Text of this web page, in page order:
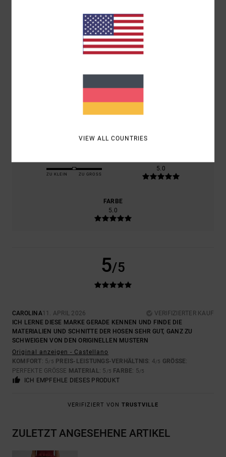
1 VERIFIZIERTEN BEWERTUNGEN
APRIL 2026
100% UNSERER KUNDEN EMPFEHLEN DIESES PRODUKT
KOMFORT
ZU KLEIN ZU GROSS
5.0
FARBE
5.0
5/5
CAROLINA11. APRIL 2026
VERIFIZIERTER KAUF
ICH LERNE DIESE MARKE GERADE KENNEN UND FINDE DIE
MATERIALIEN UND SCHNITTE DER HOSEN SEHR GUT, GANZ ZU
SCHWEIGEN VON DEN ORIGINELLEN MUSTERN
Original anzeigen - Castellano
KOMFORT: 5/5 PREIS-LEISTUNGS-VERHÄLTNIS: 4/5 GRÖSSE :
PERFEKTE GRÖSSE MATERIAL: 5 /5 FARBE: 5/5
ICH EMPFEHLE DIESES PRODUKT
VERIFIZIERT VON TRUSTVILLE
ZULETZT ANGESEHENE ARTIKEL
VIEW ALL COUNTRIES